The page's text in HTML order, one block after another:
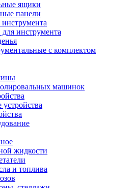
ящики
панели
инструмента
с комплектом
машинок
жидкости
и топлива